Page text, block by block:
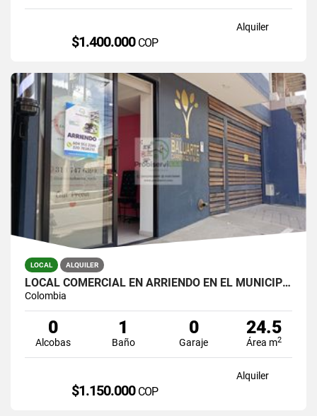
Alquiler
$1.400.000 COP
LOCAL ALQUILER
LOCAL COMERCIAL EN ARRIENDO EN EL MUNICIPIO DE LA CEJA.
Colombia
0
Alcobas
1
Baño
0
Garaje
24.5
Área m2
Alquiler
$1.150.000 COP